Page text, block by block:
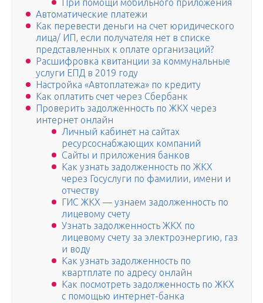
При помощи мобильного приложения
Автоматические платежи
Как перевести деньги на счет юридического
лица/ ИП, если получателя нет в списке
представленных к оплате организаций?
Расшифровка квитанции за коммунальные
услуги ЕПД в 2019 году
Настройка «Автоплатежа» по кредиту
Как оплатить счет через Сбербанк
Проверить задолженность по ЖКХ через
интернет онлайн
Личный кабинет на сайтах
ресурсоснабжающих компаний
Сайты и приложения банков
Как узнать задолженность по ЖКХ
через Госуслуги по фамилии, имени и
отчеству
ГИС ЖКХ — узнаем задолженность по
лицевому счету
Узнать задолженность ЖКХ по
лицевому счету за электроэнергию, газ
и воду
Как узнать задолженность по
квартплате по адресу онлайн
Как посмотреть задолженность по ЖКХ
с помощью интернет-банка